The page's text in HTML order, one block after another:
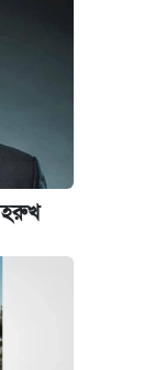
দোকানপাট
কর্তৃপক্ষ
গেল